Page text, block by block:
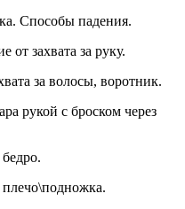
Способы падения.
от захвата за руку.
за волосы, воротник.
рукой с броском через
плечо\подножка.